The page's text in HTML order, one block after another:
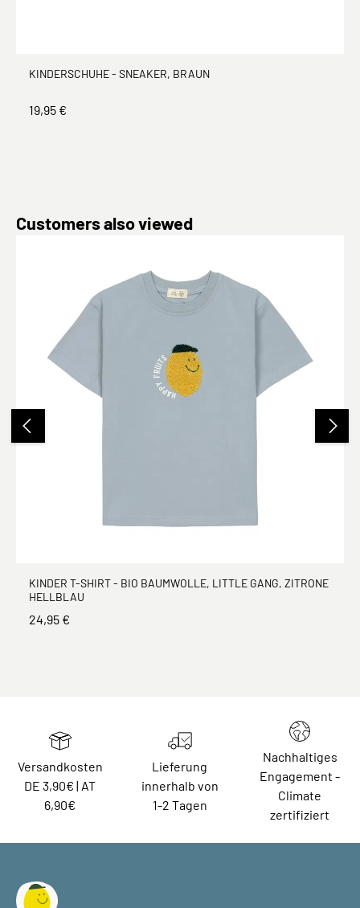
KINDERSCHUHE - SNEAKER, BRAUN
19,95 €
Produktgalerie überspringen
Customers also viewed
KINDER T-SHIRT - BIO BAUMWOLLE, LITTLE GANG, ZITRONE
HELLBLAU
24,95 €
Versandkosten
DE 3,90€ | AT
6,90€
Lieferung
innerhalb von
1-2 Tagen
Nachhaltiges
Engagement -
Climate
zertifiziert